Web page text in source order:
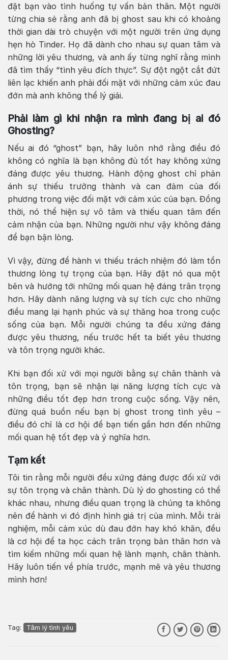
đặt bạn vào tình huống tự vấn bản thân. Một người
từng chia sẻ rằng anh đã bị ghost sau khi có khoảng
thời gian dài trò chuyện với một người trên ứng dụng
hẹn hò Tinder. Họ đã dành cho nhau sự quan tâm và
những lời yêu thương, và anh ấy từng nghĩ rằng mình
đã tìm thấy “tình yêu đích thực”. Sự đột ngột cắt đứt
liên lạc khiến anh phải đối mặt với những cảm xúc đau
đớn mà anh không thể lý giải.
Phải làm gì khi nhận ra mình đang bị ai đó
Ghosting?
Nếu ai đó “ghost” bạn, hãy luôn nhớ rằng điều đó
không có nghĩa là bạn không đủ tốt hay không xứng
đáng được yêu thương. Hành động ghost chỉ phản
ánh sự thiếu trưởng thành và can đảm của đối
phương trong việc đối mặt với cảm xúc của bạn. Đồng
thời, nó thể hiện sự vô tâm và thiếu quan tâm đến
cảm nhận của bạn. Những người như vậy không đáng
để bạn bận lòng.
Vì vậy, đừng để hành vi thiếu trách nhiệm đó làm tổn
thương lòng tự trọng của bạn. Hãy đặt nó qua một
bên và hướng tới những mối quan hệ đáng trân trọng
hơn. Hãy dành năng lượng và sự tích cực cho những
điều mang lại hạnh phúc và sự thăng hoa trong cuộc
sống của bạn. Mỗi người chúng ta đều xứng đáng
được yêu thương, nếu trước hết ta biết yêu thương
và tôn trọng người khác.
Khi bạn đối xử với mọi người bằng sự chân thành và
tôn trọng, bạn sẽ nhận lại năng lượng tích cực và
những điều tốt đẹp hơn trong cuộc sống. Vậy nên,
đừng quá buồn nếu bạn bị ghost trong tình yêu –
điều đó chỉ là cơ hội để bạn tiến gần hơn đến những
mối quan hệ tốt đẹp và ý nghĩa hơn.
Tạm kết
Tôi tin rằng mỗi người đều xứng đáng được đối xử với
sự tôn trọng và chân thành. Dù lý do ghosting có thể
khác nhau, nhưng điều quan trọng là chúng ta không
nên để hành vi đó định hình giá trị của mình. Mỗi trải
nghiệm, mỗi cảm xúc dù đau đớn hay khó khăn, đều
là cơ hội để ta học cách trân trọng bản thân hơn và
tìm kiếm những mối quan hệ lành mạnh, chân thành.
Hãy luôn tiến về phía trước, mạnh mẽ và yêu thương
mình hơn!
Tag: Tâm lý tình yêu